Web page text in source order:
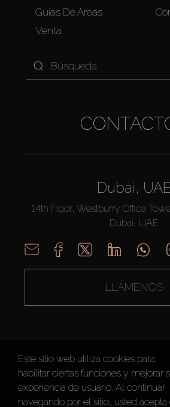
Guías De Áreas
Venta
Dubai,
14th Floor, Westburry Office
Dubai, UAE
LLÁMENOS
AX CAPITAL ©2026 Todos los
Condiciones de Uso
Política de
Este sitio web utiliza cookies para
habilitar ciertas funciones y mejorar
experiencia de usuario. Al continuar
navegando por el sitio, usted acepta